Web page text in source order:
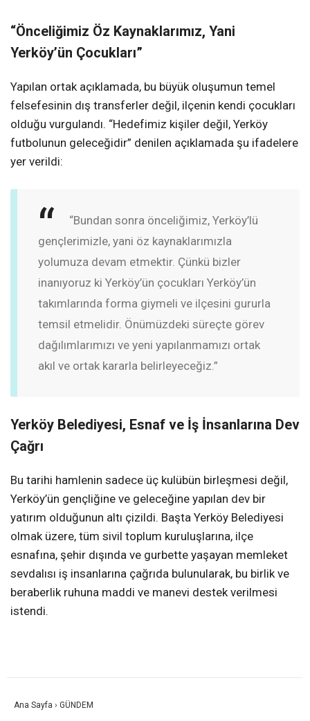
“Önceliğimiz Öz Kaynaklarımız, Yani
Yerköy’ün Çocukları”
Yapılan ortak açıklamada, bu büyük oluşumun temel
felsefesinin dış transferler değil, ilçenin kendi çocukları
olduğu vurgulandı. “Hedefimiz kişiler değil, Yerköy
futbolunun geleceğidir” denilen açıklamada şu ifadelere
yer verildi:
“Bundan sonra önceliğimiz, Yerköy’lü
gençlerimizle, yani öz kaynaklarımızla
yolumuza devam etmektir. Çünkü bizler
inanıyoruz ki Yerköy’ün çocukları Yerköy’ün
takımlarında forma giymeli ve ilçesini gururla
temsil etmelidir. Önümüzdeki süreçte görev
dağılımlarımızı ve yeni yapılanmamızı ortak
akıl ve ortak kararla belirleyeceğiz.”
Yerköy Belediyesi, Esnaf ve İş İnsanlarına Dev
Çağrı
Bu tarihi hamlenin sadece üç kulübün birleşmesi değil,
Yerköy’ün gençliğine ve geleceğine yapılan dev bir
yatırım olduğunun altı çizildi. Başta Yerköy Belediyesi
olmak üzere, tüm sivil toplum kuruluşlarına, ilçe
esnafına, şehir dışında ve gurbette yaşayan memleket
sevdalısı iş insanlarına çağrıda bulunularak, bu birlik ve
beraberlik ruhuna maddi ve manevi destek verilmesi
istendi.
Ana Sayfa › GÜNDEM